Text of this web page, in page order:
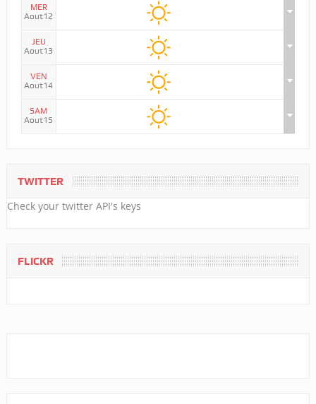
MER
Aout12
JEU
Aout13
VEN
Aout14
SAM
Aout15
TWITTER
Check your twitter API's keys
FLICKR